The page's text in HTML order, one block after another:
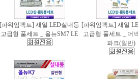
[파워임팩트] 새일 LED실내등
고급형 풀세트 _ 올뉴SM7 LE
[파워임팩트] 새일
고급형 풀세트 _ 더
파크(일반)